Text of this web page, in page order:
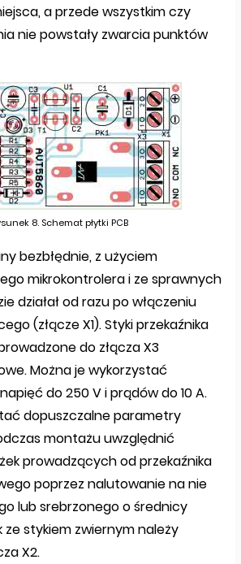
a przede wszystkim czy
nie powstały zwarcia punktów
8. Schemat płytki PCB
bezbłędnie, z użyciem
mikrokontrolera i ze sprawnych
działał od razu po włączeniu
(złącze X1). Styki przekaźnika
do złącza X3
Można je wykorzystać
do 250 V i prądów do 10 A.
dopuszczalne parametry
montażu uwzględnić
prowadzących od przekaźnika
poprzez nalutowanie na nie
lub srebrzonego o średnicy
ze stykiem zwiernym należy
X2.